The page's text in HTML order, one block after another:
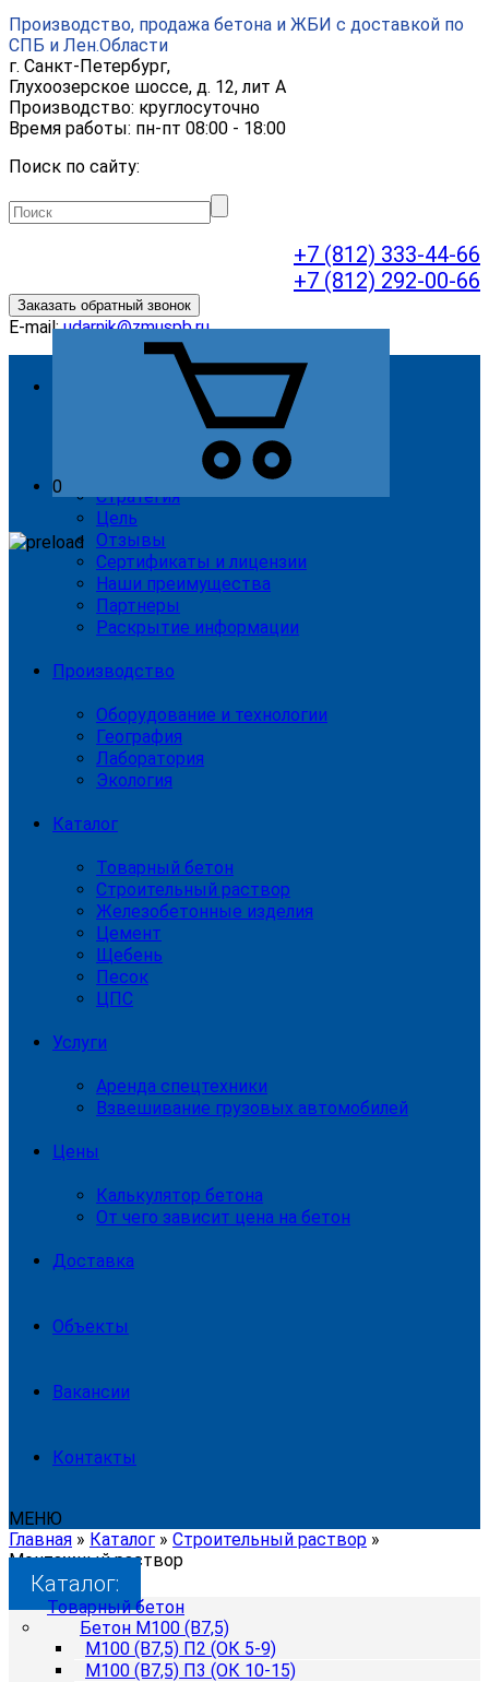
Производство, продажа бетона и ЖБИ с доставкой по
СПБ и Лен.Области
г. Санкт-Петербург,
Глухоозерское шоссе, д. 12, лит А
Производство: круглосуточно
Время работы: пн-пт 08:00 - 18:00
Поиск по сайту:
+7 (812) 333-44-66
+7 (812) 292-00-66
Заказать обратный звонок
E-mail:udarnik@zmuspb.ru
Стратегия
Цель
Отзывы
Сертификаты и лицензии
Наши преимущества
Партнеры
Раскрытие информации
Производство
Оборудование и технологии
География
Лаборатория
Экология
Каталог
Товарный бетон
Строительный раствор
Железобетонные изделия
Цемент
Щебень
Песок
ЦПС
Услуги
Аренда спецтехники
Взвешивание грузовых автомобилей
Цены
Калькулятор бетона
От чего зависит цена на бетон
Доставка
Объекты
Вакансии
Контакты
МЕНЮ
Главная » Каталог » Строительный раствор »
Монтажный раствор
Каталог:
Товарный бетон
Бетон М100 (B7,5)
М100 (B7,5) П2 (ОК 5-9)
М100 (B7,5) П3 (ОК 10-15)
0